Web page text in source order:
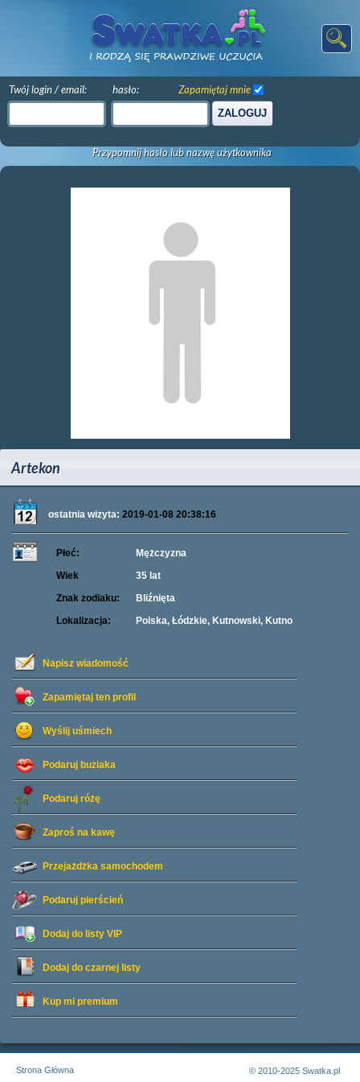
Twój login / email: hasło:
ZALOGUJ
Zapamiętaj mnie
Przypomnij hasło lub nazwę użytkownika
Artekon
ostatnia wizyta: 2019-01-08 20:38:16
Napisz wiadomość
Zapamiętaj ten profil
Wyślij uśmiech
Podaruj buziaka
Podaruj różę
Zaproś na kawę
Przejażdżka samochodem
Podaruj pierścień
Dodaj do listy VIP
Dodaj do czarnej listy
Kup mi premium
Płeć:
Mężczyzna
Wiek
35 lat
Znak zodiaku:
Bliźnięta
Lokalizacja:
Polska, Łódzkie, Kutnowski, Kutno
Strona Główna
© 2010-2025 Swatka.pl